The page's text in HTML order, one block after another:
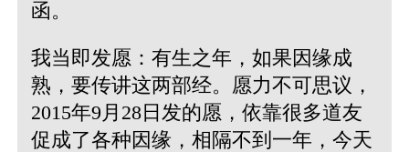
函。
我当即发愿：有生之年，如果因缘成
熟，要传讲这两部经。愿力不可思议，
2015年9月28日发的愿，依靠很多道友
促成了各种因缘，相隔不到一年，今天